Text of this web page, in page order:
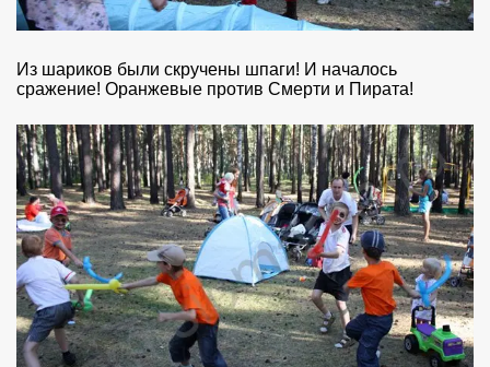
Из шариков были скручены шпаги! И началось
сражение! Оранжевые против Смерти и Пирата!